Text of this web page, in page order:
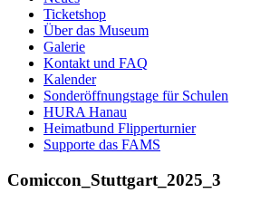
Ticketshop
Über das Museum
Galerie
Kontakt und FAQ
Kalender
Sonderöffnungstage für Schulen
HURA Hanau
Heimatbund Flipperturnier
Supporte das FAMS
Comiccon_Stuttgart_2025_3